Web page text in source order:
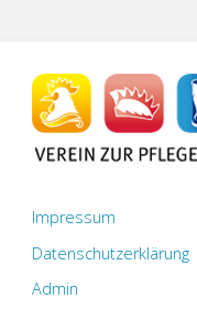
Impressum
Datenschutzerklärung
Admin